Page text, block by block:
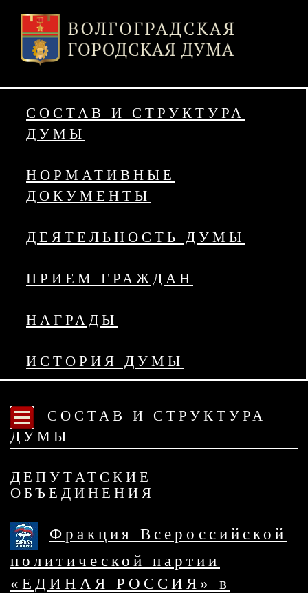
СОСТАВ И СТРУКТУРА
ДУМЫ
НОРМАТИВНЫЕ
ДОКУМЕНТЫ
ДЕЯТЕЛЬНОСТЬ ДУМЫ
ПРИЕМ ГРАЖДАН
НАГРАДЫ
ИСТОРИЯ ДУМЫ
СОСТАВ И СТРУКТУРА
ДУМЫ
ДЕПУТАТСКИЕ
ОБЪЕДИНЕНИЯ
Фракция Всероссийской
политической партии
«ЕДИНАЯ РОССИЯ» в